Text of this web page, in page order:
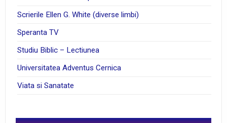
Scrierile Ellen G. White (diverse limbi)
Speranta TV
Studiu Biblic – Lectiunea
Universitatea Adventus Cernica
Viata si Sanatate